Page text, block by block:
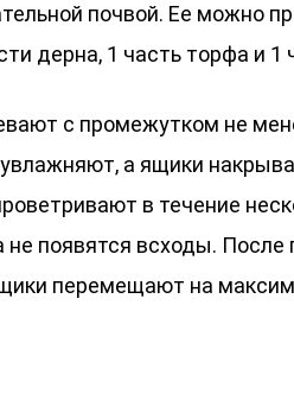
почвой. Ее можно
дерна, 1 часть торфа и 1
с промежутком не
а ящики
в течение
не появятся всходы. После
перемещают на